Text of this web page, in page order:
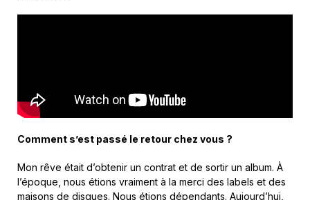
Comment s’est passé le retour chez vous ?
Mon rêve était d’obtenir un contrat et de sortir un album. À
l’époque, nous étions vraiment à la merci des labels et des
maisons de disques. Nous étions dépendants. Aujourd’hui,